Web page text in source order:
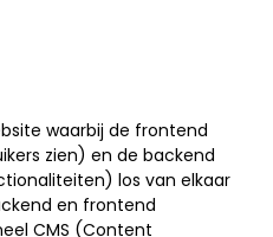
waarbij de frontend
zien) en de backend
los van elkaar
en frontend
CMS (Content